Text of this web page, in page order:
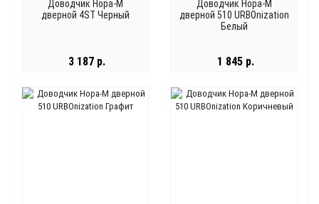
Доводчик Нора-М
дверной 4ST Черный
3 187 р.
Доводчик Нора-М
дверной 510 URBOnization
Белый
1 845 р.